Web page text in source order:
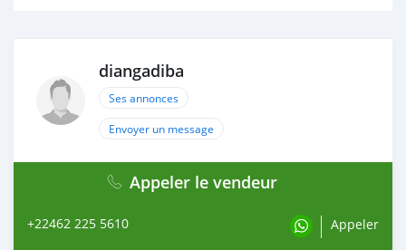
Filtre à huile
Prochaine intervention : 342062 ou 29.10.2023
diangadiba
Ses annonces
Envoyer un message
Appeler le vendeur
+22462 225 5610 Appeler